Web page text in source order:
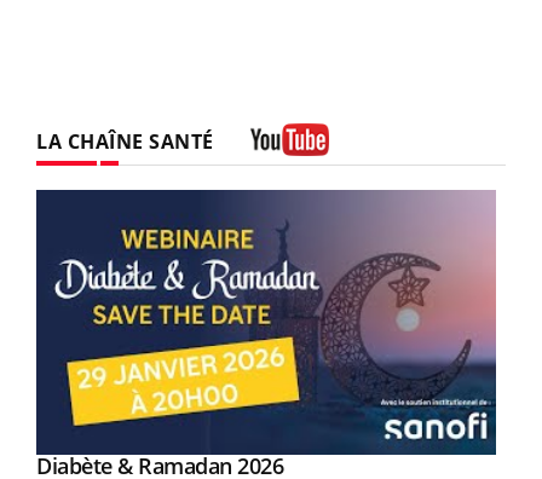
LA CHAÎNE SANTÉ
Youtube
Diabète & Ramadan 2026Youtube